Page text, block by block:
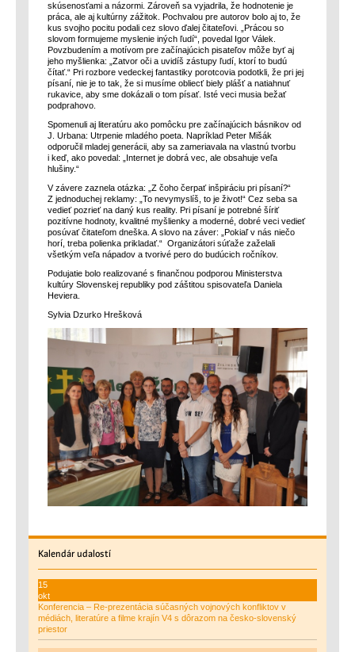
skúsenosťami a názormi. Zároveň sa vyjadrila, že hodnotenie je
práca, ale aj kultúrny zážitok. Pochvalou pre autorov bolo aj to, že
kus svojho pocitu podali cez slovo ďalej čitateľovi. „Prácou so
slovom formujeme myslenie iných ľudí“, povedal Igor Válek.
Povzbudením a motívom pre začínajúcich pisateľov môže byť aj
jeho myšlienka: „Zatvor oči a uvidíš zástupy ľudí, ktorí to budú
čítať.“ Pri rozbore vedeckej fantastiky porotcovia podotkli, že pri jej
písaní, nie je to tak, že si musíme obliecť biely plášť a natiahnuť
rukavice, aby sme dokázali o tom písať. Isté veci musia bežať
podprahovo.
Spomenuli aj literatúru ako pomôcku pre začínajúcich básnikov od
J. Urbana: Utrpenie mladého poeta. Napríklad Peter Mišák
odporučil mladej generácii, aby sa zameriavala na vlastnú tvorbu
i keď, ako povedal: „Internet je dobrá vec, ale obsahuje veľa
hlušiny.“
V závere zaznela otázka: „Z čoho čerpať inšpiráciu pri písaní?“
Z jednoduchej reklamy: „To nevymyslíš, to je život!“ Cez seba sa
vedieť pozrieť na daný kus reality. Pri písaní je potrebné šíriť
pozitívne hodnoty, kvalitné myšlienky a moderné, dobré veci vedieť
posúvať čitateľom dneška. A slovo na záver: „Pokiaľ v nás niečo
horí, treba polienka prikladať.“ Organizátori súťaže zaželali
všetkým veľa nápadov a tvorivé pero do budúcich ročníkov.
Podujatie bolo realizované s finančnou podporou Ministerstva
kultúry Slovenskej republiky pod záštitou spisovateľa Daniela
Heviera.
Sylvia Dzurko Hrešková
Kalendárudalostí
15
okt
Konferencia – Re-prezentácia súčasných vojnových konfliktov v
médiách, literatúre a filme krajín V4 s dôrazom na česko-slovenský
priestor